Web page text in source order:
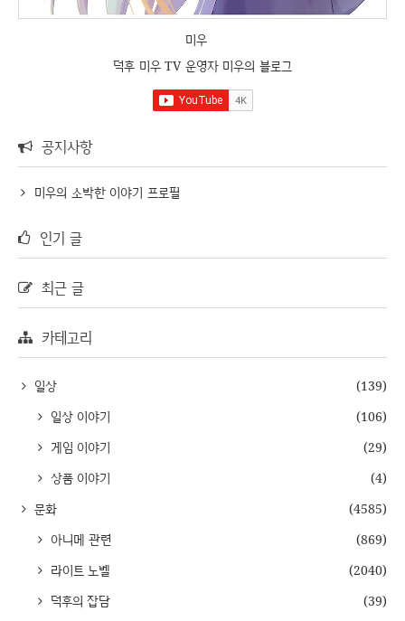
미우
덕후 미우 TV 운영자 미우의 블로그
공지사항
미우의 소박한 이야기 프로필
인기 글
최근 글
카테고리
일상
(139)
일상 이야기
(106)
게임 이야기
(29)
상품 이야기
(4)
문화
(4585)
아니메 관련
(869)
라이트 노벨
(2040)
덕후의 잡담
(39)